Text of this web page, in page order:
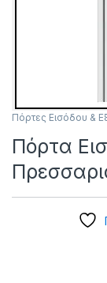
Πόρτες Εισόδου &
Πόρτα